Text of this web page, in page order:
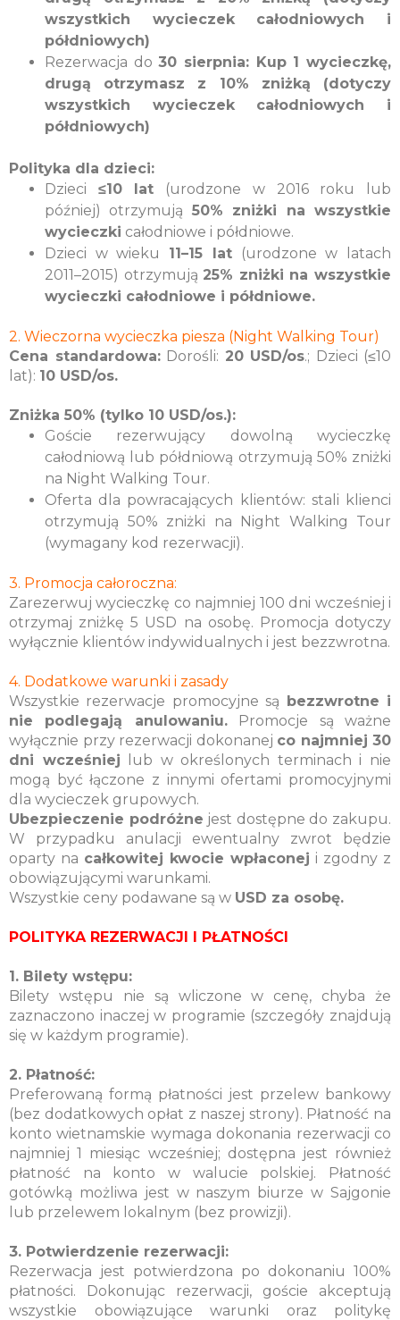
wszystkich wycieczek całodniowych i
półdniowych)
Rezerwacja do30 sierpnia: Kup 1 wycieczkę,
drugą otrzymasz z 10% zniżką (dotyczy
wszystkich wycieczek całodniowych i
półdniowych)
Polityka dla dzieci:
Dzieci ≤10 lat (urodzone w 2016 roku lub
później) otrzymują 50% zniżki na wszystkie
wycieczki całodniowe i półdniowe.
Dzieci w wieku 11–15 lat(urodzone w latach
2011–2015) otrzymują 25% zniżki na wszystkie
wycieczki całodniowe i półdniowe.
2. Wieczorna wycieczka piesza (Night Walking Tour)
Cena standardowa:Dorośli: 20 USD/os.; Dzieci (≤10
lat): 10 USD/os.
Zniżka 50% (tylko 10 USD/os.):
Goście rezerwujący dowolną wycieczkę
całodniową lub półdniową otrzymują 50% zniżki
na Night Walking Tour.
Oferta dla powracających klientów: stali klienci
otrzymują 50% zniżki na Night Walking Tour
(wymagany kod rezerwacji).
3. Promocja całoroczna:
Zarezerwuj wycieczkę co najmniej 100 dni wcześniej i
otrzymaj zniżkę 5 USD na osobę. Promocja dotyczy
wyłącznie klientów indywidualnych i jest bezzwrotna.
4. Dodatkowe warunki i zasady
Wszystkie rezerwacje promocyjne są bezzwrotne i
nie podlegają anulowaniu.Promocje są ważne
wyłącznie przy rezerwacji dokonanej co najmniej 30
dni wcześniej lub w określonych terminach i nie
mogą być łączone z innymi ofertami promocyjnymi
dla wycieczek grupowych.
Ubezpieczenie podróżne jest dostępne do zakupu.
W przypadku anulacji ewentualny zwrot będzie
oparty na całkowitej kwocie wpłaconej i zgodny z
obowiązującymi warunkami.
Wszystkie ceny podawane są w USD za osobę.
POLITYKA REZERWACJI I PŁATNOŚCI
1. Bilety wstępu:
Bilety wstępu nie są wliczone w cenę, chyba że
zaznaczono inaczej w programie (szczegóły znajdują
się w każdym programie).
2. Płatność:
Preferowaną formą płatności jest przelew bankowy
(bez dodatkowych opłat z naszej strony). Płatność na
konto wietnamskie wymaga dokonania rezerwacji co
najmniej 1 miesiąc wcześniej; dostępna jest również
płatność na konto w walucie polskiej. Płatność
gotówką możliwa jest w naszym biurze w Sajgonie
lub przelewem lokalnym (bez prowizji).
3. Potwierdzenie rezerwacji:
Rezerwacja jest potwierdzona po dokonaniu 100%
płatności. Dokonując rezerwacji, goście akceptują
wszystkie obowiązujące warunki oraz politykę